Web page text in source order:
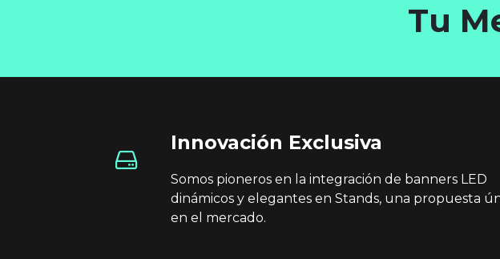
Tu
Innovación Exclusiva
Somos pioneros en la integración de banners LED
dinámicos y elegantes en Stands, una propuesta
en el mercado.